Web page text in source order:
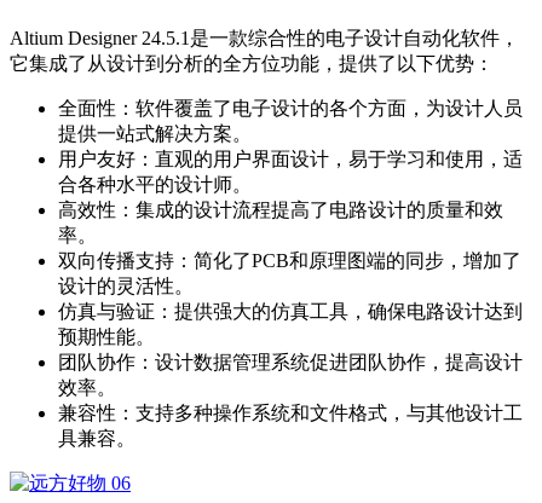
Altium Designer 24.5.1是一款综合性的电子设计自动化软件，
它集成了从设计到分析的全方位功能，提供了以下优势：
全面性：软件覆盖了电子设计的各个方面，为设计人员
提供一站式解决方案。
用户友好：直观的用户界面设计，易于学习和使用，适
合各种水平的设计师。
高效性：集成的设计流程提高了电路设计的质量和效
率。
双向传播支持：简化了PCB和原理图端的同步，增加了
设计的灵活性。
仿真与验证：提供强大的仿真工具，确保电路设计达到
预期性能。
团队协作：设计数据管理系统促进团队协作，提高设计
效率。
兼容性：支持多种操作系统和文件格式，与其他设计工
具兼容。